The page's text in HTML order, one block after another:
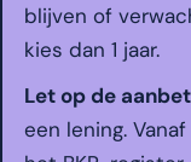
blijven of
kies dan 1 jaar.
Let op de
een lening.